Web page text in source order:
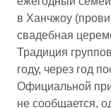
в Ханчжоу
свадебная
Традиция
году, через год
Официальной
не сообщается,